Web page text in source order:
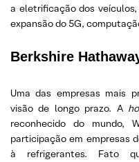
a eletrificação dos
expansão do 5G,
Berkshire
Uma das empresas mais
visão de longo prazo. A
reconhecido do mundo,
participação em empresas
à refrigerantes. Fato